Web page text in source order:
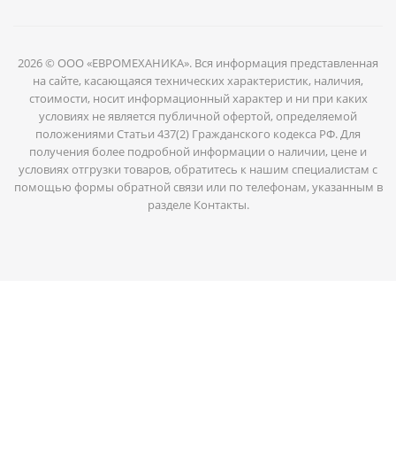
2026 © ООО «ЕВРОМЕХАНИКА». Вся информация представленная
на сайте, касающаяся технических характеристик, наличия,
стоимости, носит информационный характер и ни при каких
условиях не является публичной офертой, определяемой
положениями Статьи 437(2) Гражданского кодекса РФ. Для
получения более подробной информации о наличии, цене и
условиях отгрузки товаров, обратитесь к нашим специалистам с
помощью формы обратной связи или по телефонам, указанным в
разделе Контакты.